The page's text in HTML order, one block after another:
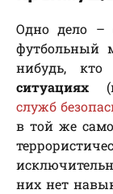
Одно дело –
футбольный
нибудь, кто
ситуациях
служб
в той же
них нет